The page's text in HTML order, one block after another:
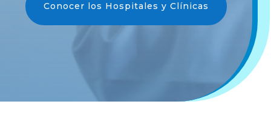
Conocer los Hospitales y Clínicas